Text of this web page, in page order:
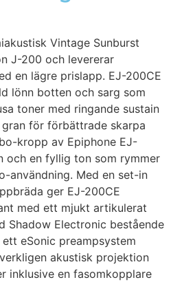
Vintage Sunburst
J-200 och levererar
en lägre prislapp. EJ-200CE
lönn botten och sarg som
toner med ringande sustain
för förbättrade skarpa
kropp av Epiphone EJ-
och en fyllig ton som rymmer
användning. Med en set-in
ger EJ-200CE
med ett mjukt artikulerat
Shadow Electronic bestående
eSonic preampsystem
akustisk projektion
inklusive en fasomkopplare